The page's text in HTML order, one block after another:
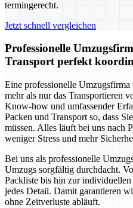
termingerecht.
Jetzt schnell vergleichen
Professionelle
Transport perfekt
Eine professionelle
mehr als nur das Transportieren
Know-how und umfassender
Packen und Transport so, dass
müssen. Alles läuft bei uns nach
weniger Stress und mehr
Bei uns als professionelle
Umzugs sorgfältig durchdacht.
Packliste bis hin zur
jedes Detail. Damit garantieren
ohne Zeitverluste abläuft.